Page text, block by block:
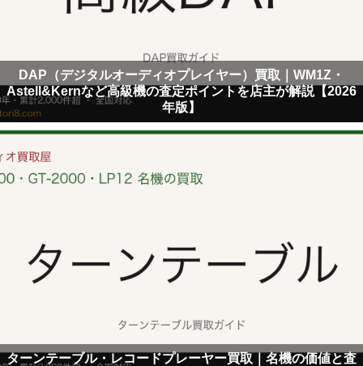
DAP（デジタルオーディオプレイヤー）買取｜WM1Z・
Astell&Kernなど高級機の査定ポイントを店主が解説【2026
年版】
ターンテーブル・レコードプレーヤー買取｜名機の価値と査